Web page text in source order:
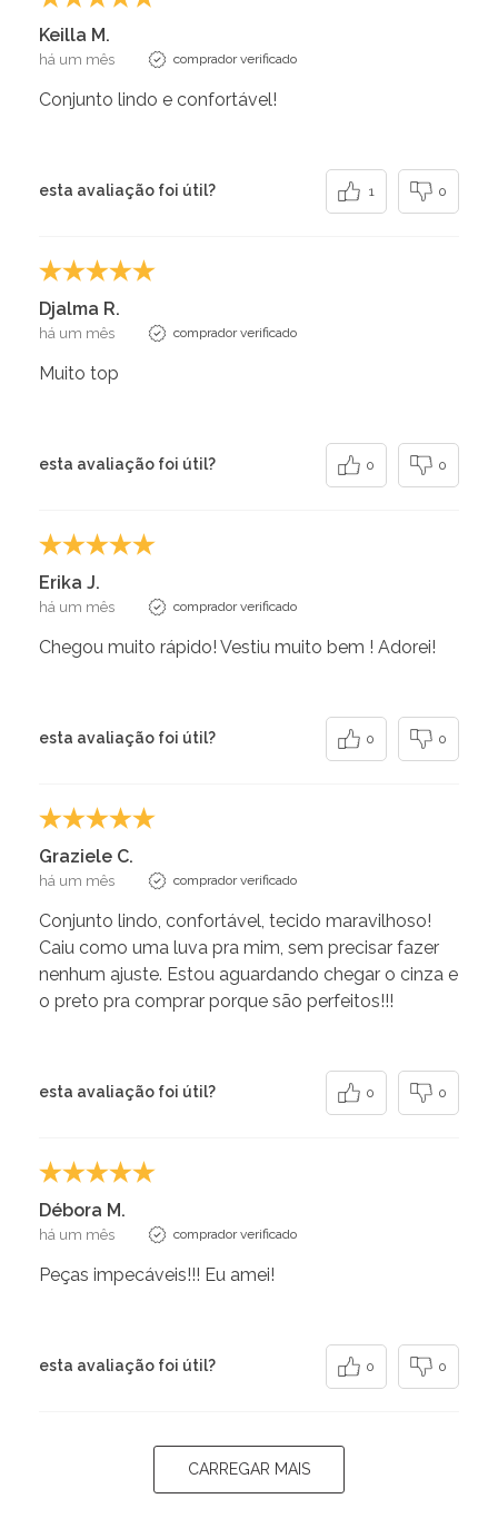
Keilla M.
há um mês comprador verificado
Conjunto lindo e confortável!
esta avaliação foi útil? 1 0
Djalma R.
há um mês comprador verificado
Muito top
esta avaliação foi útil? 0 0
Erika J.
há um mês comprador verificado
Chegou muito rápido! Vestiu muito bem ! Adorei!
esta avaliação foi útil? 0 0
Graziele C.
há um mês comprador verificado
Conjunto lindo, confortável, tecido maravilhoso!
Caiu como uma luva pra mim, sem precisar fazer
nenhum ajuste. Estou aguardando chegar o cinza e
o preto pra comprar porque são perfeitos!!!
esta avaliação foi útil? 0 0
Débora M.
há um mês comprador verificado
Peças impecáveis!!! Eu amei!
esta avaliação foi útil? 0 0
CARREGAR MAIS